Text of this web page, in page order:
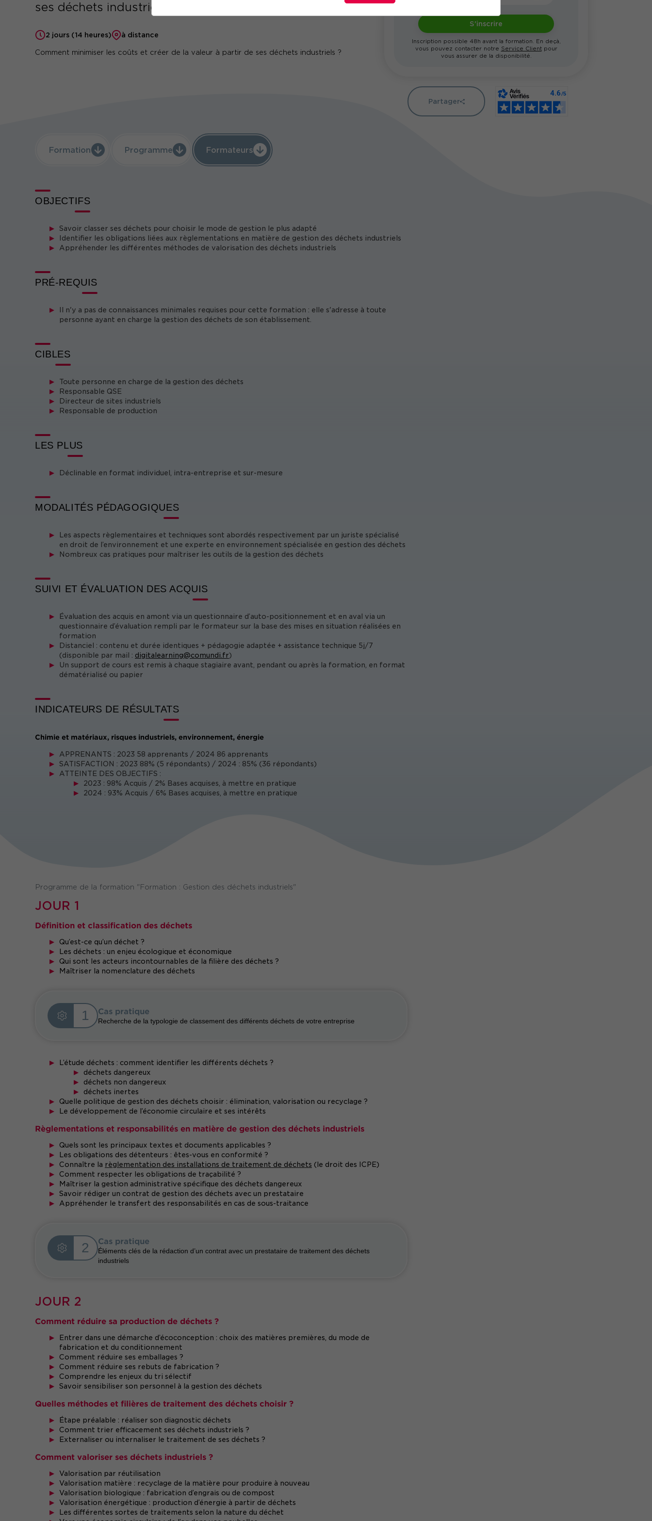
ses déchets industriels ?
2 jours (14 heures) à distance
Comment minimiser les coûts et créer de la valeur à partir de ses déchets industriels ?
Formation Programme Formateurs
OBJECTIFS
Savoir classer ses déchets pour choisir le mode de gestion le plus adapté
Identifier les obligations liées aux règlementations en matière de gestion des déchets industriels
Appréhender les différentes méthodes de valorisation des déchets industriels
PRÉ-REQUIS
Il n'y a pas de connaissances minimales requises pour cette formation : elle s'adresse à toute
personne ayant en charge la gestion des déchets de son établissement.
CIBLES
Toute personne en charge de la gestion des déchets
Responsable QSE
Directeur de sites industriels
Responsable de production
LES PLUS
Déclinable en format individuel, intra-entreprise et sur-mesure
MODALITÉS PÉDAGOGIQUES
Les aspects règlementaires et techniques sont abordés respectivement par un juriste spécialisé
en droit de l’environnement et une experte en environnement spécialisée en gestion des déchets
Nombreux cas pratiques pour maîtriser les outils de la gestion des déchets
SUIVI ET ÉVALUATION DES ACQUIS
Évaluation des acquis en amont via un questionnaire d’auto-positionnement et en aval via un
questionnaire d’évaluation rempli par le formateur sur la base des mises en situation réalisées en
formation
Distanciel : contenu et durée identiques + pédagogie adaptée + assistance technique 5j/7
(disponible par mail : digitalearning@comundi.fr)
Un support de cours est remis à chaque stagiaire avant, pendant ou après la formation, en format
dématérialisé ou papier
INDICATEURS DE RÉSULTATS
Chimie et matériaux, risques industriels, environnement, énergie
APPRENANTS : 2023 58 apprenants / 2024 86 apprenants
SATISFACTION : 2023 88% (5 répondants) / 2024 : 85% (36 répondants)
ATTEINTE DES OBJECTIFS :
2023 : 98% Acquis / 2% Bases acquises, à mettre en pratique
2024 : 93% Acquis / 6% Bases acquises, à mettre en pratique
Programme de la formation "Formation : Gestion des déchets industriels"
JOUR 1
Définition et classification des déchets
Qu’est-ce qu’un déchet ?
Les déchets : un enjeu écologique et économique
Qui sont les acteurs incontournables de la filière des déchets ?
Maîtriser la nomenclature des déchets
1 Cas pratique
Recherche de la typologie de classement des différents déchets de votre entreprise
L’étude déchets : comment identifier les différents déchets ?
déchets dangereux
déchets non dangereux
déchets inertes
Quelle politique de gestion des déchets choisir : élimination, valorisation ou recyclage ?
Le développement de l’économie circulaire et ses intérêts
Règlementations et responsabilités en matière de gestion des déchets industriels
Quels sont les principaux textes et documents applicables ?
Les obligations des détenteurs : êtes-vous en conformité ?
Connaître la règlementation des installations de traitement de déchets (le droit des ICPE)
Comment respecter les obligations de traçabilité ?
Maîtriser la gestion administrative spécifique des déchets dangereux
Savoir rédiger un contrat de gestion des déchets avec un prestataire
Appréhender le transfert des responsabilités en cas de sous-traitance
2 Cas pratique
Éléments clés de la rédaction d’un contrat avec un prestataire de traitement des déchets
industriels
JOUR 2
Comment réduire sa production de déchets ?
Entrer dans une démarche d’écoconception : choix des matières premières, du mode de
fabrication et du conditionnement
Comment réduire ses emballages ?
Comment réduire ses rebuts de fabrication ?
Comprendre les enjeux du tri sélectif
Savoir sensibiliser son personnel à la gestion des déchets
Quelles méthodes et filières de traitement des déchets choisir ?
Étape préalable : réaliser son diagnostic déchets
Comment trier efficacement ses déchets industriels ?
Externaliser ou internaliser le traitement de ses déchets ?
Comment valoriser ses déchets industriels ?
Valorisation par réutilisation
Valorisation matière : recyclage de la matière pour produire à nouveau
Valorisation biologique : fabrication d’engrais ou de compost
Valorisation énergétique : production d’énergie à partir de déchets
Les différentes sortes de traitements selon la nature du déchet
S'inscrire
Inscription possible 48h avant la formation. En deçà,
vous pouvez contacter notre Service Clientpour
vous assurer de la disponibilité.
Partager